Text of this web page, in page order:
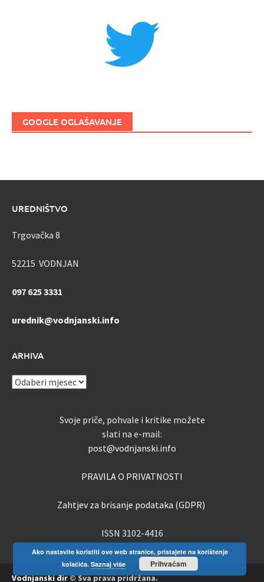
GOOGLE OGLAŠAVANJE
UREDNIŠTVO
Trgovačka 8
52215 VODNJAN
097 625 3331
urednik@vodnjanski.info
ARHIVA
ARHIVA
Svoje priče, pohvale i kritike možete
slati na e-mail:
post@vodnjanski.info
PRAVILA O PRIVATNOSTI
Zahtjev za brisanje podataka (GDPR)
ISSN 3102-4416
Vodnjanski đir© Sva prava pridržana.
Ako nastavite koristiti ove web stranice, pristajete na korištenje
kolačića. Saznaj više Prihvaćam